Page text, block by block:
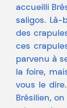
accueilli
saligos. Là-
des
ces
parvenu à
la foire,
vous le
Brésilien,